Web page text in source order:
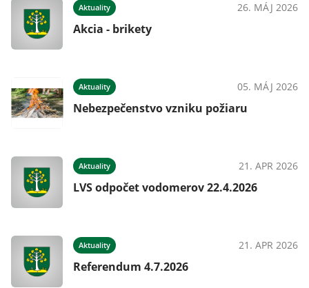
Aktuality 26. MÁJ 2026
Akcia - brikety
Aktuality 05. MÁJ 2026
Nebezpečenstvo vzniku požiaru
Aktuality 21. APR 2026
LVS odpočet vodomerov 22.4.2026
Aktuality 21. APR 2026
Referendum 4.7.2026